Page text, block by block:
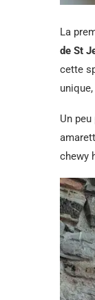
La
de St
cette
Un
chewy